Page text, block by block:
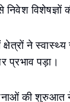
विशेषज्ञों
ने
प्रभाव पड़ा।
की शुरुआत